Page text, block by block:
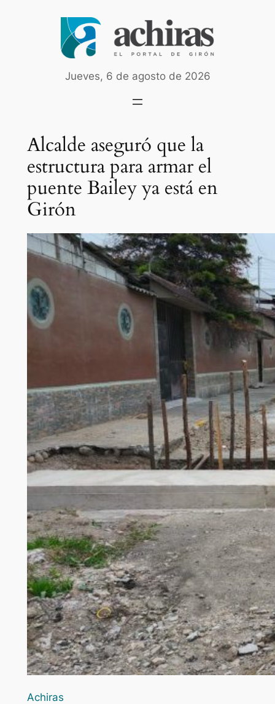
Jueves, 6 de agosto de 2026
Alcalde aseguró que la
estructura para armar el
puente Bailey ya está en
Girón
Achiras